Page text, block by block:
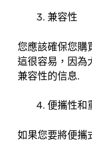
兼容性
您應該確保您購
這很容易，因為
兼容性的信息.
便攜性和
如果您要將便攜